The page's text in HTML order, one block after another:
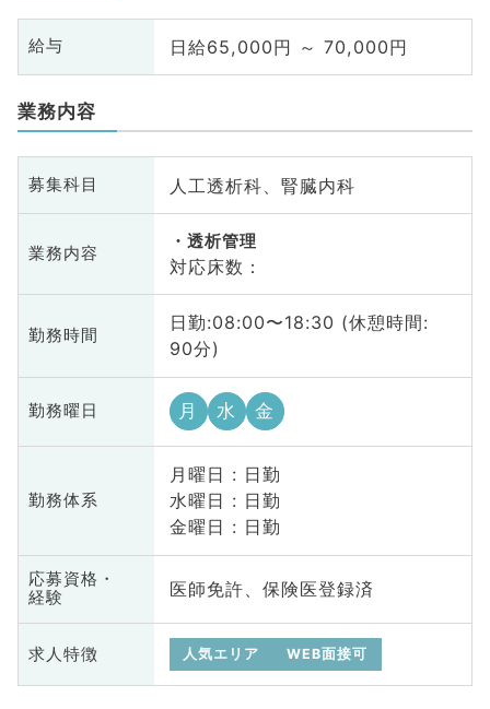
給与 日給65,000円 ～ 70,000円
業務内容
募集科目 人工透析科、腎臓内科
業務内容
透析管理
対応床数：
勤務時間
日勤:08:00〜18:30 (休憩時間:
90分)
勤務曜日 月 水 金
勤務体系
月曜日 : 日勤
水曜日 : 日勤
金曜日 : 日勤
応募資格・
経験
医師免許、保険医登録済
求人特徴 人気エリア WEB面接可